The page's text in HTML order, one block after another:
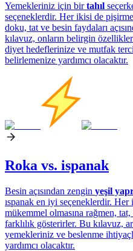
Yemekleriniz için birtahıl
seçeneklerdir. Her ikisi de
doku, tat ve besin faydaları
kılavuz, onların belirgin
diyet hedeflerinize ve mutfak
belirlemenize yardımcı olacaktır.
Roka vs. ispanak
Besin açısından zengin yeşil
ıspanak en iyi seçeneklerdir.
mükemmel olmasına rağmen,
farklılık gösterirler. Bu kılavuz,
yemekleriniz ve beslenme
yardımcı olacaktır.